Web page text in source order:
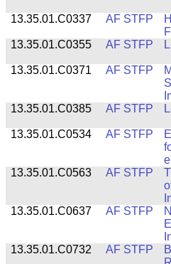
13.35.01.C0337 AF STFP
13.35.01.C0355
AF STFP
13.35.01.C0371 AF STFP
13.35.01.C0385
AF STFP
13.35.01.C0534 AF STFP
13.35.01.C0563
AF STFP
13.35.01.C0637
AF STFP
13.35.01.C0732
AF STFP